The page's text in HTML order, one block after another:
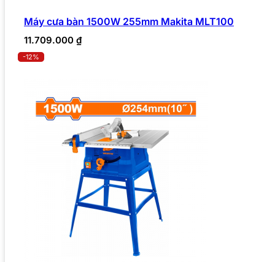
Máy cưa bàn 1500W 255mm Makita MLT100
11.709.000 ₫
-12%